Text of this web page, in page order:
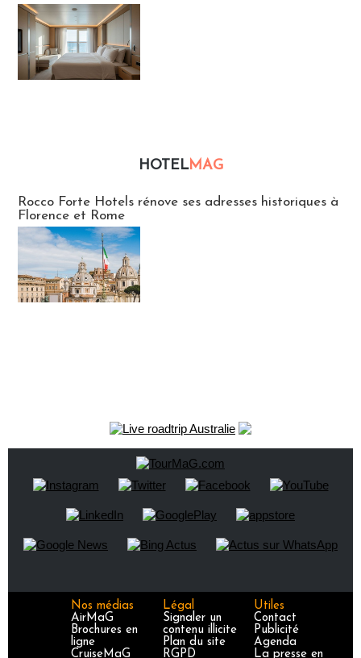
HOTELMAG
Rocco Forte Hotels rénove ses adresses historiques à
Florence et Rome
Nos médias
AirMaG
Brochures en
ligne
CruiseMaG
Légal
Signaler un
contenu illicite
Plan du site
RGPD
Utiles
Contact
Publicité
Agenda
La presse en